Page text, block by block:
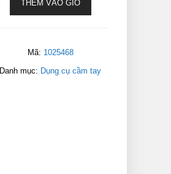
THÊM VÀO GIỎ
Mã: 1025468
Danh mục: Dụng cụ cầm tay